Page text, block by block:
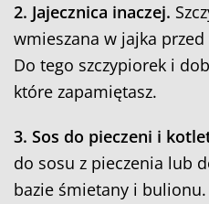
2. Jajecznica inaczej.
wmieszana w jajka
Do tego szczypiorek i
które zapamiętasz.
3. Sos do pieczeni i
do sosu z pieczenia lub
bazie śmietany i